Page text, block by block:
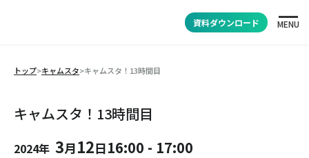
資料ダウンロード MENU
トップ>キャムスタ>キャムスタ！13時間目
キャムスタ！13時間目
2024年 3月12日16:00 - 17:00